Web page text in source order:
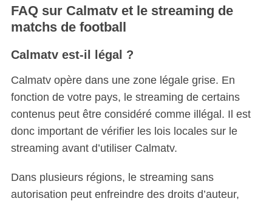
FAQ sur Calmatv et le streaming de
matchs de football
Calmatv est-il légal ?
Calmatv opère dans une zone légale grise. En
fonction de votre pays, le streaming de certains
contenus peut être considéré comme illégal. Il est
donc important de vérifier les lois locales sur le
streaming avant d’utiliser Calmatv.
Dans plusieurs régions, le streaming sans
autorisation peut enfreindre des droits d’auteur,